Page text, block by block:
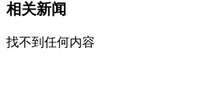
相关新闻
找不到任何内容